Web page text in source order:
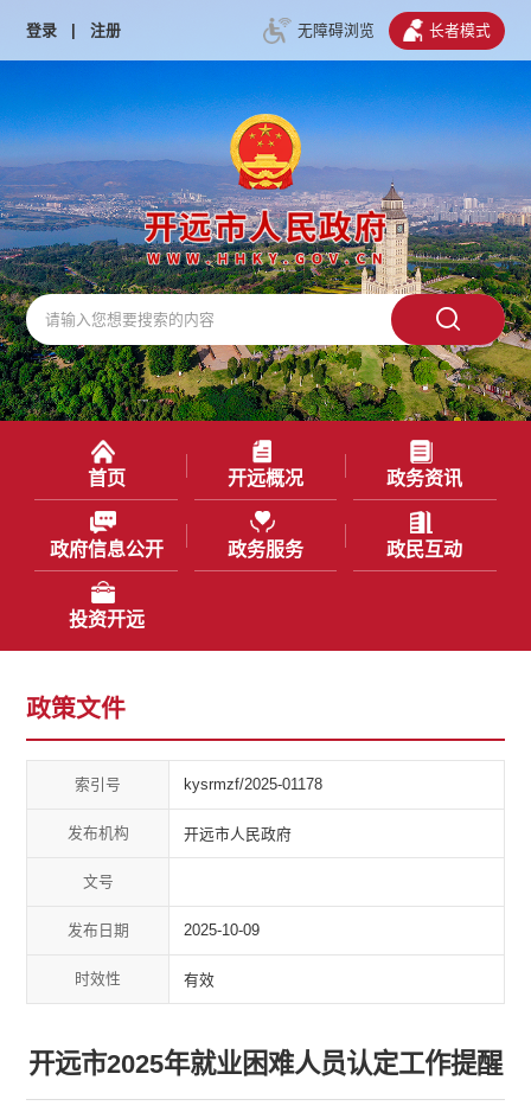
登录 | 注册 无障碍浏览 长者模式
首页 开远概况 政务资讯
政府信息公开 政务服务 政民互动
投资开远
政策文件
索引号 kysrmzf/2025-01178
发布机构 开远市人民政府
文号
发布日期 2025-10-09
时效性 有效
开远市2025年就业困难人员认定工作提醒